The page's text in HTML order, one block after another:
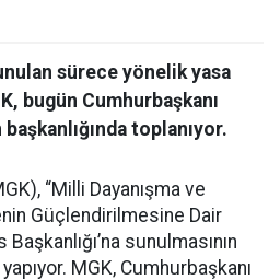
sürece yönelik yasa
bugün Cumhurbaşkanı
toplanıyor.
“Milli Dayanışma ve
Güçlendirilmesine Dair
sunulmasının
MGK, Cumhurbaşkanı